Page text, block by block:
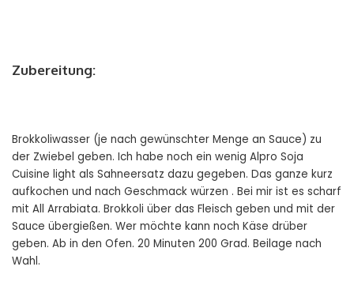
Zubereitung:
Brokkoliwasser (je nach gewünschter Menge an Sauce) zu
der Zwiebel geben. Ich habe noch ein wenig Alpro Soja
Cuisine light als Sahneersatz dazu gegeben. Das ganze kurz
aufkochen und nach Geschmack würzen . Bei mir ist es scharf
mit All Arrabiata. Brokkoli über das Fleisch geben und mit der
Sauce übergießen. Wer möchte kann noch Käse drüber
geben. Ab in den Ofen. 20 Minuten 200 Grad. Beilage nach
Wahl.